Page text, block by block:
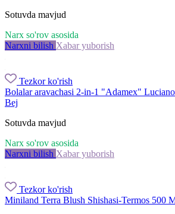
Sotuvda mavjud
Narx so'rov asosida
Narxni bilish Xabar yuborish
Tezkor ko'rish
Bolalar aravachasi 2-in-1 "Adamex"
Bej
Sotuvda mavjud
Narx so'rov asosida
Narxni bilish Xabar yuborish
Tezkor ko'rish
Miniland Terra Blush Shishasi-Termos 500